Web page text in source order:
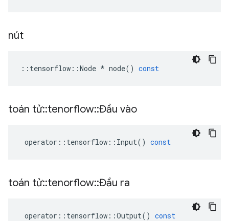
nút
:: tensorflow ::Node * node() const
toán tử::tenorflow::Đầu vào
operator :: tensorflow :: Input() const
toán tử::tenorflow::Đầu ra
operator :: tensorflow ::Output() const